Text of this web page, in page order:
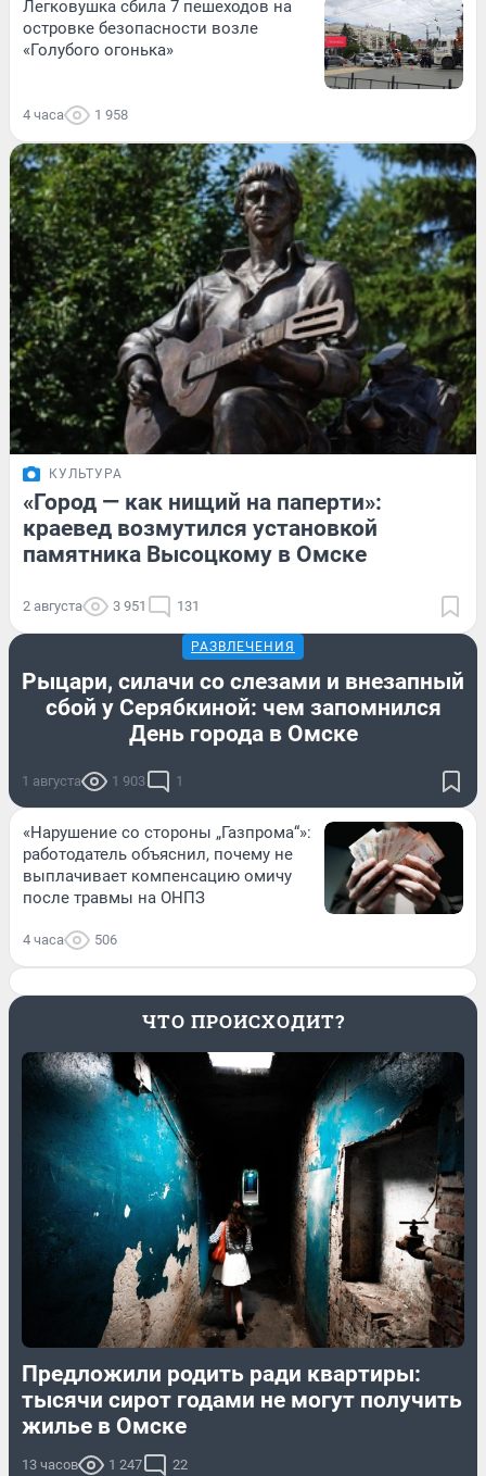
Легковушка сбила 7 пешеходов на
островке безопасности возле
«Голубого огонька»
4 часа 1 958
КУЛЬТУРА
«Город — как нищий на паперти»:
краевед возмутился установкой
памятника Высоцкому в Омске
2 августа 3 951 131
РАЗВЛЕЧЕНИЯ
Рыцари, силачи со слезами и внезапный
сбой у Серябкиной: чем запомнился
День города в Омске
1 августа 1 903 1
«Нарушение со стороны „Газпрома“»:
работодатель объяснил, почему не
выплачивает компенсацию омичу
после травмы на ОНПЗ
4 часа 506
ЧТО ПРОИСХОДИТ?
Предложили родить ради квартиры:
тысячи сирот годами не могут получить
жилье в Омске
13 часов 1 247 22